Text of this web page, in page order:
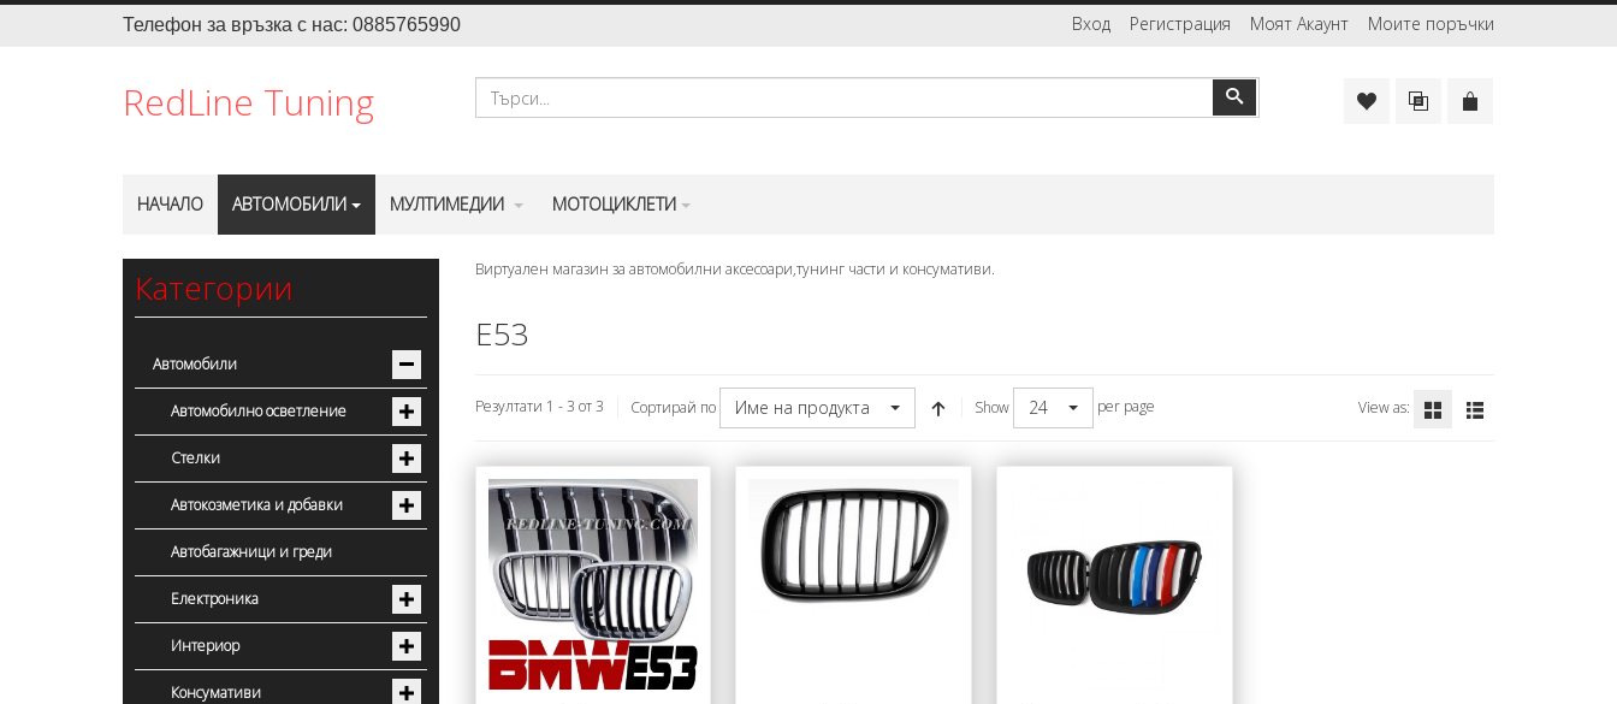
Телефон за връзка с нас: 0885765990 Вход Регистрация Моят Акаунт Моите поръчки
RedLine Tuning Търсене
НАЧАЛО АВТОМОБИЛИ МУЛТИМЕДИИ МОТОЦИКЛЕТИ
Категории
Автомобили
Автомобилно осветление
Стелки
Автокозметика и добавки
Автобагажници и греди
Електроника
Интериор
Консумативи
Виртуален магазин за автомобилни аксесоари,тунинг части и консумативи.
E53
Резултати 1 - 3 от 3 Сортирай по Име на продукта Show 24 per page View as: